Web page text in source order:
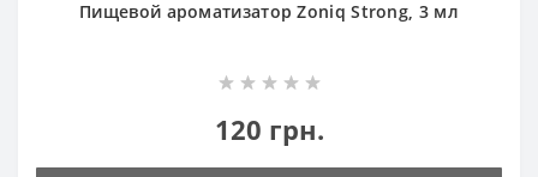
Пищевой ароматизатор Zoniq Strong, 3 мл
120 грн.